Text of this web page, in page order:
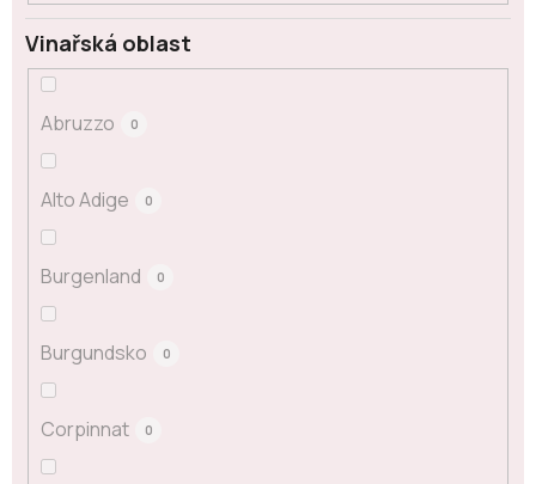
Vinařská oblast
Abruzzo 0
Alto Adige 0
Burgenland 0
Burgundsko 0
Corpinnat 0